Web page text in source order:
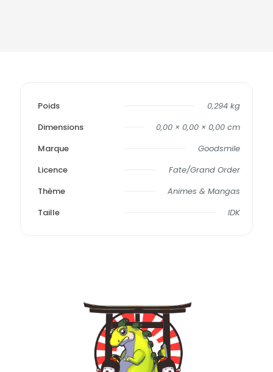
Poids
0,294 kg
Dimensions
0,00 × 0,00 × 0,00 cm
Marque
Goodsmile
Licence
Fate/Grand Order
Thème
Animes & Mangas
Taille
IDK